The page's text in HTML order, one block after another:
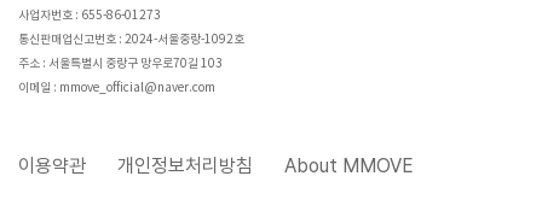
사업자번호 : 655-86-01273
통신판매업신고번호 : 2024-서울중랑-1092호
주소 : 서울특별시 중랑구 망우로70길 103
이메일 : mmove_official@naver.com
이용약관 개인정보처리방침 About MMOVE